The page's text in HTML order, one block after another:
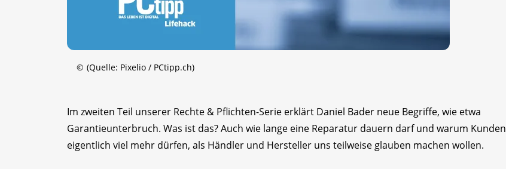
© (Quelle: Pixelio / PCtipp.ch)
Im zweiten Teil unserer Rechte & Pflichten-Serie erklärt Daniel Bader neue Begriffe, wie etwa
Garantieunterbruch. Was ist das? Auch wie lange eine Reparatur dauern darf und warum Kunden
eigentlich viel mehr dürfen, als Händler und Hersteller uns teilweise glauben machen wollen.